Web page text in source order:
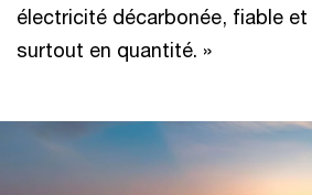
électricité décarbonée, fiable
surtout en quantité. »